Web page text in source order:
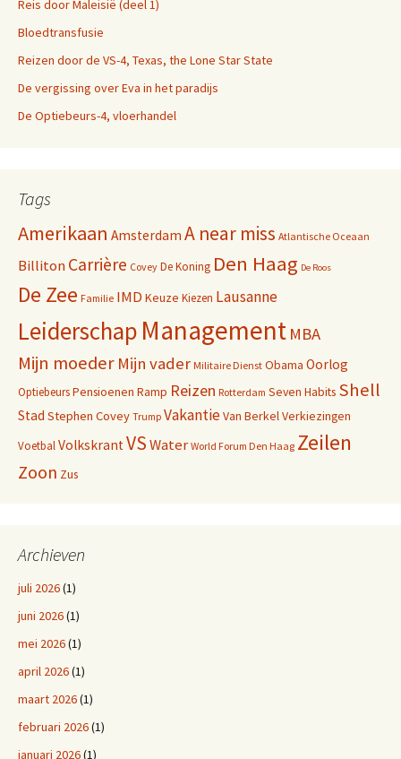
Reis door Maleisië (deel 1)
Bloedtransfusie
Reizen door de VS-4, Texas, the Lone Star State
De vergissing over Eva in het paradijs
De Optiebeurs-4, vloerhandel
Tags
Amerikaan Amsterdam A near miss Atlantische Oceaan
BillitonCarrière Covey De Koning Den Haag De Roos
De Zee Familie IMD Keuze Kiezen Lausanne
Leiderschap Management MBA
Mijn moeder Mijn vader Militaire Dienst Obama Oorlog
OptiebeursPensioenen Ramp Reizen Rotterdam Seven Habits Shell
Stad Stephen Covey Trump VakantieVan BerkelVerkiezingen
VoetbalVolkskrantVSWater World Forum Den Haag Zeilen
Zoon Zus
Archieven
juli 2026(1)
juni 2026(1)
mei 2026(1)
april 2026(1)
maart 2026(1)
februari 2026(1)
januari 2026(1)